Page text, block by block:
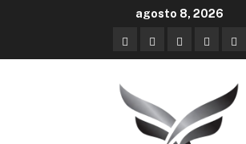
agosto 8, 2026